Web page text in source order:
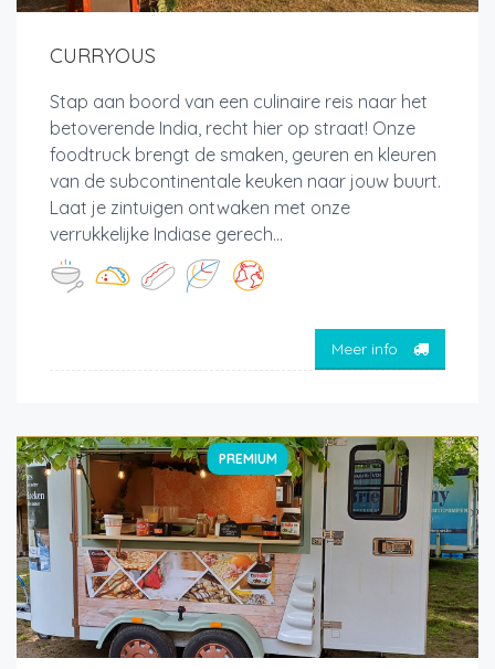
CURRYOUS
Stap aan boord van een culinaire reis naar het
betoverende India, recht hier op straat! Onze
foodtruck brengt de smaken, geuren en kleuren
van de subcontinentale keuken naar jouw buurt.
Laat je zintuigen ontwaken met onze
verrukkelijke Indiase gerech...
Meer info
PREMIUM